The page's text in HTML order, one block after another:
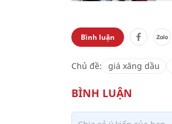
Bình luận
Chủ đề: giá xăng dầu